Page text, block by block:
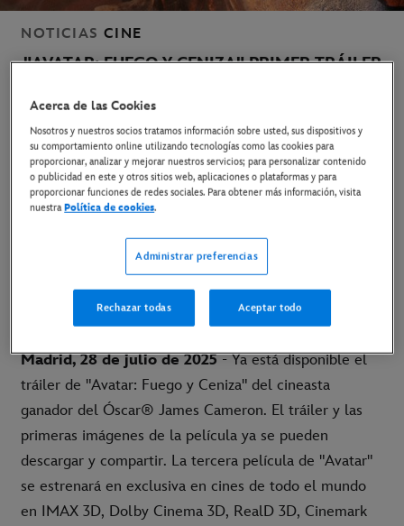
NOTICIAS CINE
"AVATAR: FUEGO Y CENIZA" PRIMER TRÁILER
29 de julio de 2025
ESTRENO SOLO EN CINES EL 19 DE DICIEMBRE
LINK AL TRÁILER
LINK AL PÓSTER
LINK AL MATERIAL DISPONIBLE
Madrid, 28 de julio de 2025- Ya está disponible el
tráiler de "Avatar: Fuego y Ceniza" del cineasta
ganador del Óscar® James Cameron. El tráiler y las
primeras imágenes de la película ya se pueden
descargar y compartir. La tercera película de "Avatar"
se estrenará en exclusiva en cines de todo el mundo
en IMAX 3D, Dolby Cinema 3D, RealD 3D, Cinemark
Acerca de las Cookies
Nosotros y nuestros socios tratamos información sobre usted, sus dispositivos y
su comportamiento online utilizando tecnologías como las cookies para
proporcionar, analizar y mejorar nuestros servicios; para personalizar contenido
o publicidad en este y otros sitios web, aplicaciones o plataformas y para
proporcionar funciones de redes sociales. Para obtener más información, visita
nuestraPolítica de cookies.
Administrar preferencias
Rechazar todas Aceptar todo